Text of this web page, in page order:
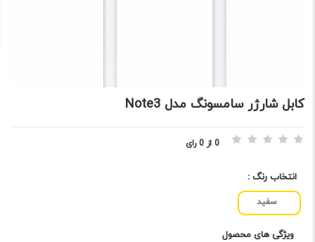
کابل شارژر سامسونگ مدل Note3
0 از 0 رای
انتخاب رنگ :
سفید
ویژگی های محصول